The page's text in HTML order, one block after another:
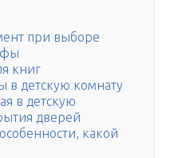
при выборе
книг
детскую комнату
в детскую
дверей
какой